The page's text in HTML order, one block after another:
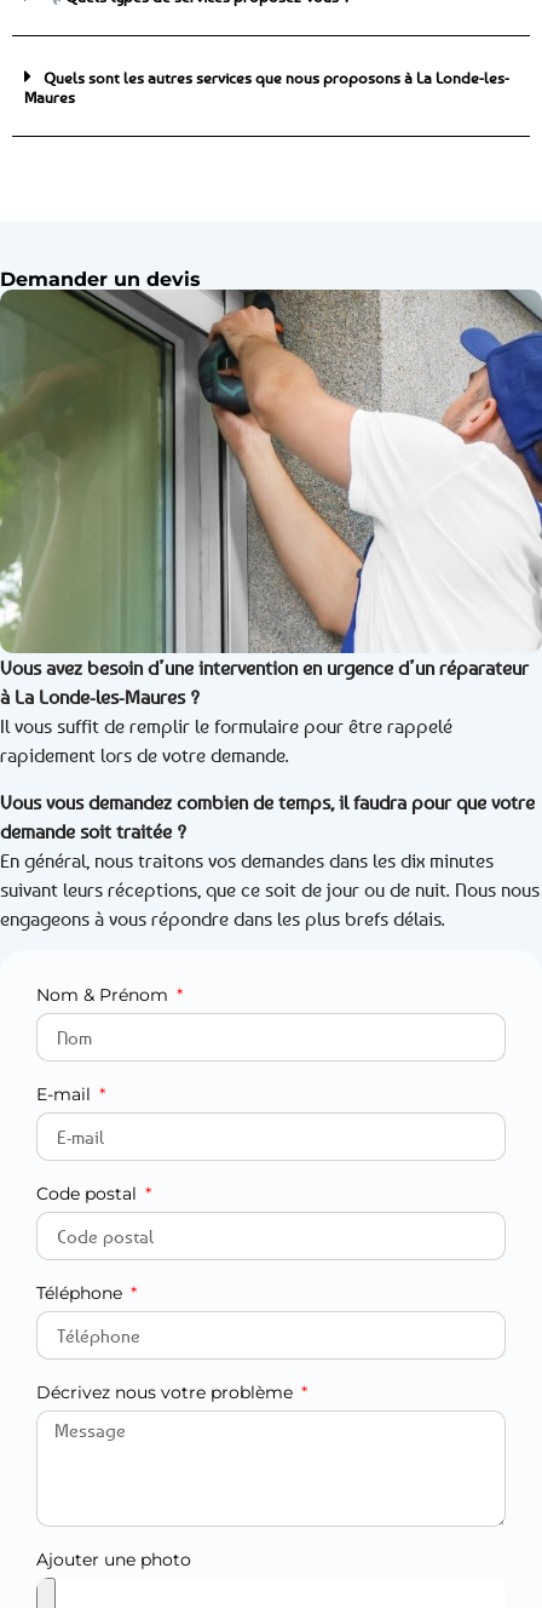
Quels sont les autres services que nous proposons à La Londe-les-
Maures
Demander un devis
Vous avez besoin d’une intervention en urgence d’un réparateur
à La Londe-les-Maures ?
Il vous suffit de remplir le formulaire pour être rappelé
rapidement lors de votre demande.
Vous vous demandez combien de temps, il faudra pour que votre
demande soit traitée ?
En général, nous traitons vos demandes dans les dix minutes
suivant leurs réceptions, que ce soit de jour ou de nuit. Nous nous
engageons à vous répondre dans les plus brefs délais.
Nom & Prénom
E-mail
Code postal
Téléphone
Décrivez nous votre problème
Ajouter une photo